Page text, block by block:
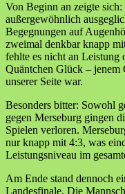
Von Beginn an zeigte
außergewöhnlich
Begegnungen auf
zweimal denkbar knapp
fehlte es nicht an Leistung
Quäntchen Glück – jenem
unserer Seite war.
Besonders bitter: Sowohl
gegen Merseburg gingen
Spielen verloren.
nur knapp mit 4:3, was
Leistungsniveau im
Am Ende stand dennoch
Landesfinale. Die